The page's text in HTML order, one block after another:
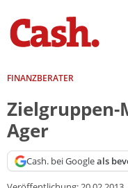
FINANZBERATER
Zielgruppen-
Ager
Cash. bei Googleals